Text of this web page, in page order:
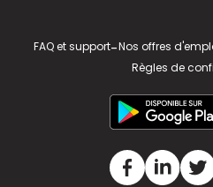
FAQ et support-Nos offres
Règles de